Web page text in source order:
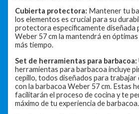
Cubierta protectora: Mantener tu
los elementos es crucial para su
protectora específicamente diseñada
Weber 57 cm la mantendrá en
más tiempo.
Set de herramientas para barbacoa:
herramientas para barbacoa incluye
cepillo, todos diseñados para trabajar
con la barbacoa Weber 57 cm. Estas
facilitarán el proceso de cocina y te
máximo de tu experiencia de barbacoa.